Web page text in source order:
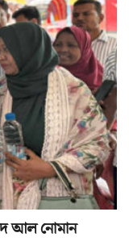
আল নোমান